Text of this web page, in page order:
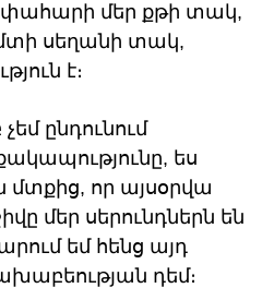
մեր քթի տակ,
մտի սեղանի տակ,
է։
ընդունում
ես
մտքից, որ այսօրվա
մեր սերունդներն են
եմ հենց այդ
դեմ։